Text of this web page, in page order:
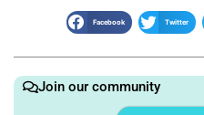
Facebook Twitter
Join our community